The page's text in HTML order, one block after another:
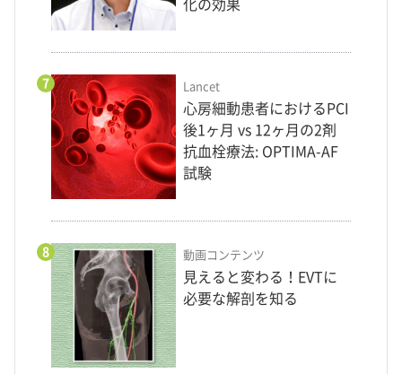
化の効果
7 Lancet
心房細動患者におけるPCI
後1ヶ月 vs 12ヶ月の2剤
抗血栓療法: OPTIMA-AF
試験
8 動画コンテンツ
見えると変わる！EVTに
必要な解剖を知る